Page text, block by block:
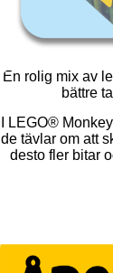
En rolig mix av
bättre
I LEGO®
de tävlar om att
desto fler bitar